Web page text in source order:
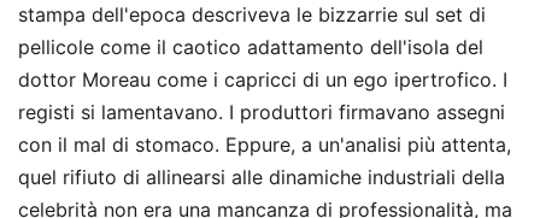
stampa dell'epoca descriveva le bizzarrie sul set di
pellicole come il caotico adattamento dell'isola del
dottor Moreau come i capricci di un ego ipertrofico. I
registi si lamentavano. I produttori firmavano assegni
con il mal di stomaco. Eppure, a un'analisi più attenta,
quel rifiuto di allinearsi alle dinamiche industriali della
celebrità non era una mancanza di professionalità, ma